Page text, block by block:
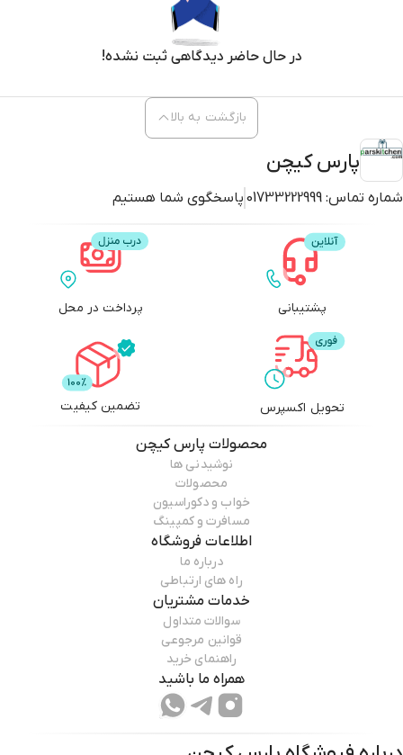
در حال حاضر دیدگاهی ثبت نشده!
پارس کیچن
شماره تماس: 01733222999 پاسخگوی شما هستیم
بازگشت به بالا
پشتیبانی پرداخت در محل
تحویل اکسپرس تضمین کیفیت
محصولات پارس کیچن
نوشیدنی ها
محصولات
خواب و دکوراسیون
مسافرت و کمپینگ
اطلاعات فروشگاه
درباره ما
راه های ارتباطی
خدمات مشتریان
سوالات متداول
قوانین مرجوعی
راهنمای خرید
همراه ما باشید